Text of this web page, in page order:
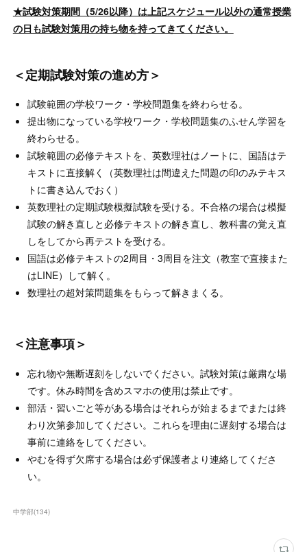
★試験対策期間（5/26以降）は上記スケジュール以外の通常授業
の日も試験対策用の持ち物を持ってきてください。
＜定期試験対策の進め方＞
試験範囲の学校ワーク・学校問題集を終わらせる。
提出物になっている学校ワーク・学校問題集のふせん学習を
終わらせる。
試験範囲の必修テキストを、英数理社はノートに、国語はテ
キストに直接解く（英数理社は間違えた問題の印のみテキス
トに書き込んでおく）
英数理社の定期試験模擬試験を受ける。不合格の場合は模擬
試験の解き直しと必修テキストの解き直し、教科書の覚え直
しをしてから再テストを受ける。
国語は必修テキストの2周目・3周目を注文（教室で直接また
はLINE）して解く。
数理社の超対策問題集をもらって解きまくる。
＜注意事項＞
忘れ物や無断遅刻をしないでください。試験対策は厳粛な場
です。休み時間を含めスマホの使用は禁止です。
部活・習いごと等がある場合はそれらが始まるまでまたは終
わり次第参加してください。これらを理由に遅刻する場合は
事前に連絡をしてください。
やむを得ず欠席する場合は必ず保護者より連絡してくださ
い。
中学部(134)